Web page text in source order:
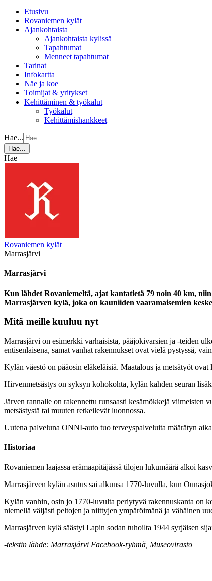
Etusivu
Rovaniemen kylät
Ajankohtaista
Ajankohtaista kylissä
Tapahtumat
Menneet tapahtumat
Tarinat
Infokartta
Näe ja koe
Toimijat & yritykset
Kehittäminen & työkalut
Työkalut
Kehittämishankkeet
Hae...
Hae...
Hae
Rovaniemen kylät
Marrasjärvi
Marrasjärvi
Kun lähdet Rovaniemeltä, ajat kantatietä 79 noin 40 km,
Marrasjärven kylä, joka on kauniiden vaaramaisemien
Mitä meille kuuluu nyt
Marrasjärvi on esimerkki varhaisista, pääjokivarsien ja -teiden
entisenlaisena, samat vanhat rakennukset ovat vielä pystyssä,
Kylän väestö on pääosin eläkeläisiä. Maatalous ja metsätyöt
Hirvenmetsästys on syksyn kohokohta, kylän kahden seuran
Järven rannalle on rakennettu runsaasti kesämökkejä viimeisten
metsästystä tai muuten retkeilevät luonnossa.
Uutena palveluna ONNI-auto tuo terveyspalveluita määrätyn
Historiaa
Rovaniemen laajassa erämaapitäjässä tilojen lukumäärä alkoi
Marrasjärven kylän asutus sai alkunsa 1770-luvulla, kun
Kylän vanhin, osin jo 1770-luvulta periytyvä rakennuskanta on
niemellä väljästi peltojen ja niittyjen ympäröimänä ja vähäinen
Marrasjärven kylä säästyi Lapin sodan tuhoilta 1944 syrjäisen
-tekstin lähde: Marrasjärvi Facebook-ryhmä, Museovirasto